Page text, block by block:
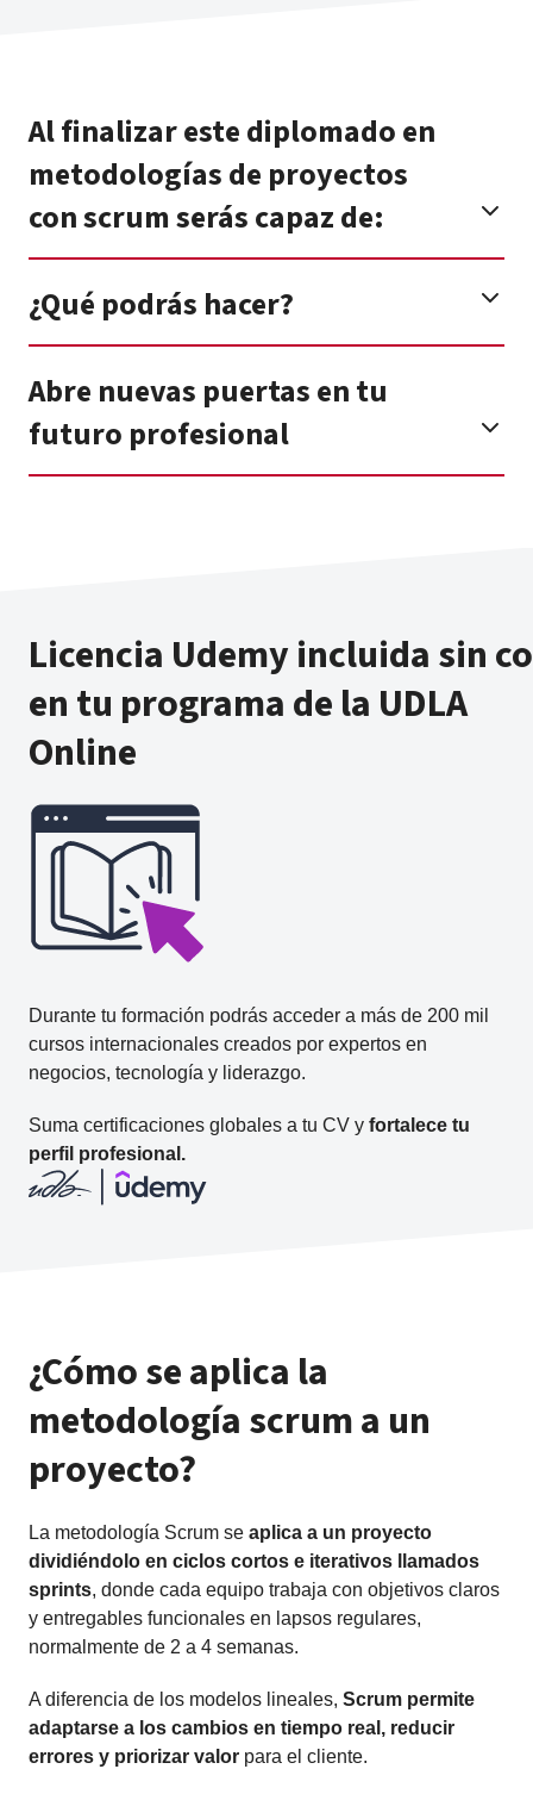
Al finalizar este diplomado en
metodologías de proyectos
con scrum serás capaz de:
¿Qué podrás hacer?
Abre nuevas puertas en tu
futuro profesional
Licencia Udemy incluida sin
en tu programa de la UDLA
Online
Durante tu formación podrás acceder a más de 200 mil
cursos internacionales creados por expertos en
negocios, tecnología y liderazgo.
Suma certificaciones globales a tu CV y fortalece tu
perfil profesional.
¿Cómo se aplica la
metodología scrum a un
proyecto?
La metodología Scrum se aplica a un proyecto
dividiéndolo en ciclos cortos e iterativos llamados
sprints, donde cada equipo trabaja con objetivos claros
y entregables funcionales en lapsos regulares,
normalmente de 2 a 4 semanas.
A diferencia de los modelos lineales, Scrum permite
adaptarse a los cambios en tiempo real, reducir
errores y priorizar valor para el cliente.